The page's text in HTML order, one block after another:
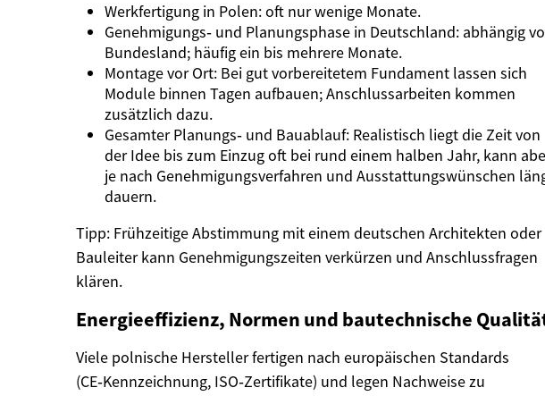
Werkfertigung in Polen: oft nur wenige Monate.
Genehmigungs‑ und Planungsphase in Deutschland: abhängig
Bundesland; häufig ein bis mehrere Monate.
Montage vor Ort: Bei gut vorbereitetem Fundament lassen sich
Module binnen Tagen aufbauen; Anschlussarbeiten kommen
zusätzlich dazu.
Gesamter Planungs‑ und Bauablauf: Realistisch liegt die Zeit von
der Idee bis zum Einzug oft bei rund einem halben Jahr, kann
je nach Genehmigungsverfahren und Ausstattungswünschen
dauern.
Tipp: Frühzeitige Abstimmung mit einem deutschen Architekten oder
Bauleiter kann Genehmigungszeiten verkürzen und Anschlussfragen
klären.
Energieeffizienz, Normen und bautechnische
Viele polnische Hersteller fertigen nach europäischen Standards
(CE‑Kennzeichnung, ISO‑Zertifikate) und legen Nachweise zu